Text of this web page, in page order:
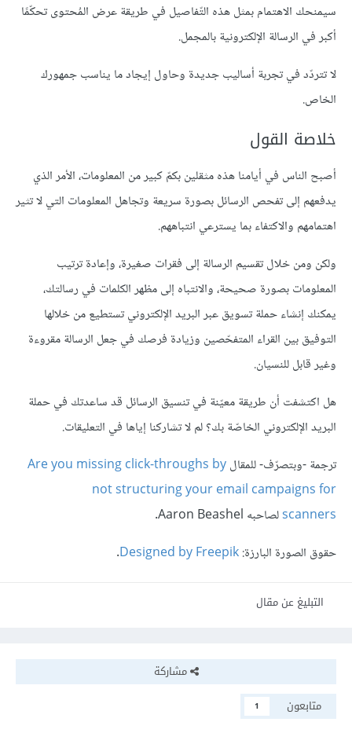
سيمنحك الاهتمام بمثل هذه التّفاصيل في طريقة عرض المُحتوى تحكّمًا
أكبر في الرسالة الإلكترونية بالمجمل.
لا تتردّد في تجربة أساليب جديدة وحاول إيجاد ما يناسب جمهورك
الخاص.
خلاصة القول
أصبح الناس في أيامنا هذه مثقلين بكمّ كبير من المعلومات، الأمر الذي
يدفعهم إلى تفحص الرسائل بصورة سريعة وتجاهل المعلومات التي لا تثير
اهتمامهم والاكتفاء بما يسترعي انتباههم.
ولكن ومن خلال تقسيم الرسالة إلى فقرات صغيرة، وإعادة ترتيب
المعلومات بصورة صحيحة، والانتباه إلى مظهر الكلمات في رسالتك،
يمكنك إنشاء حملة تسويق عبر البريد الإلكتروني تستطيع من خلالها
التوفيق بين القراء المتفحّصين وزيادة فرصك في جعل الرسالة مقروءة
وغير قابل للنسيان.
هل اكتشفت أن طريقة معيّنة في تنسيق الرسائل قد ساعدتك في حملة
البريد الإلكتروني الخاصّة بك؟ لم لا تشاركنا إياها في التعليقات.
ترجمة -وبتصرّف- للمقالAre you missing click-throughs by
not structuring your email campaigns for
scannersلصاحبه Aaron Beashel.
حقوق الصورة البارزة:Designed by Freepik
.
التبليغ عن مقال
مشاركة
متابعون
1